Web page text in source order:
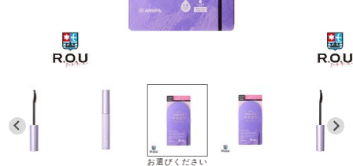
お選びください